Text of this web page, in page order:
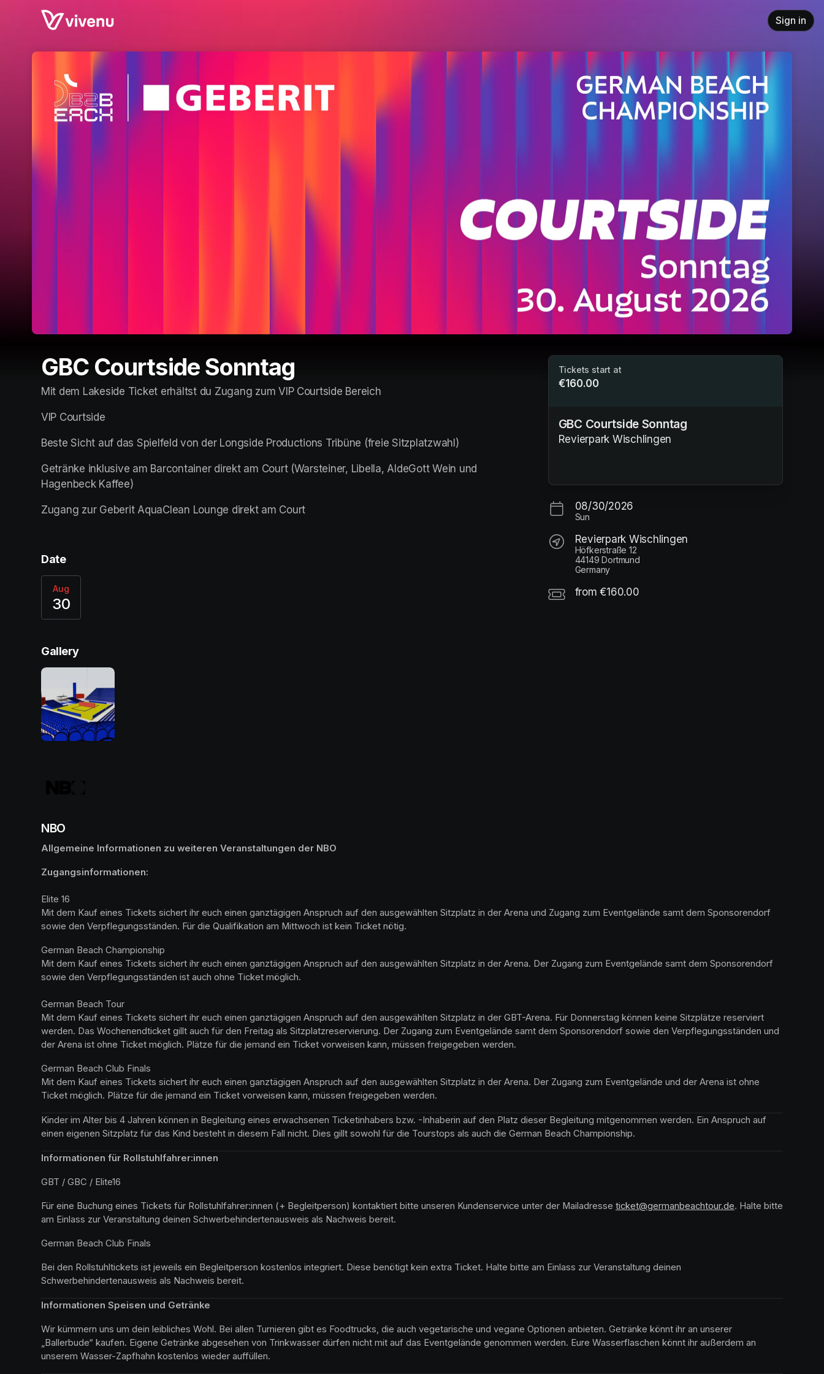
Skip header
Sign in
GBC Courtside Sonntag
Mit dem Lakeside Ticket erhältst du Zugang zum VIP Courtside Bereich
VIP Courtside
Beste Sicht auf das Spielfeld von der Longside Productions Tribüne (freie Sitzplatzwahl)
Getränke inklusive am Barcontainer direkt am Court (Warsteiner, Libella, AldeGott Wein und
Hagenbeck Kaffee)
Zugang zur Geberit AquaClean Lounge direkt am Court
Date
Aug
30
Gallery
Tickets start at
€160.00
GBC Courtside Sonntag
Revierpark Wischlingen
08/30/2026
Sun
Revierpark Wischlingen
Höfkerstraße 12
44149 Dortmund
Germany
from €160.00
NBO
Allgemeine Informationen zu weiteren Veranstaltungen der NBO
Elite 16
Mit dem Kauf eines Tickets sichert ihr euch einen ganztägigen Anspruch auf den ausgewählten Sitzplatz in der Arena und Zugang zum Eventgelände samt dem Sponsorendorf
sowie den Verpflegungsständen. Für die Qualifikation am Mittwoch ist kein Ticket nötig.
German Beach Championship
Mit dem Kauf eines Tickets sichert ihr euch einen ganztägigen Anspruch auf den ausgewählten Sitzplatz in der Arena. Der Zugang zum Eventgelände samt dem Sponsorendorf
sowie den Verpflegungsständen ist auch ohne Ticket möglich.
German Beach Tour
Mit dem Kauf eines Tickets sichert ihr euch einen ganztägigen Anspruch auf den ausgewählten Sitzplatz in der GBT-Arena. Für Donnerstag können keine Sitzplätze reserviert
werden. Das Wochenendticket gillt auch für den Freitag als Sitzplatzreservierung. Der Zugang zum Eventgelände samt dem Sponsorendorf sowie den Verpflegungsständen und
der Arena ist ohne Ticket möglich. Plätze für die jemand ein Ticket vorweisen kann, müssen freigegeben werden.
German Beach Club Finals
Mit dem Kauf eines Tickets sichert ihr euch einen ganztägigen Anspruch auf den ausgewählten Sitzplatz in der Arena. Der Zugang zum Eventgelände und der Arena ist ohne
Ticket möglich. Plätze für die jemand ein Ticket vorweisen kann, müssen freigegeben werden.
Kinder im Alter bis 4 Jahren können in Begleitung eines erwachsenen Ticketinhabers bzw. -Inhaberin auf den Platz dieser Begleitung mitgenommen werden. Ein Anspruch auf
einen eigenen Sitzplatz für das Kind besteht in diesem Fall nicht. Dies gillt sowohl für die Tourstops als auch die German Beach Championship.
Informationen für Rollstuhlfahrer:innen
GBT / GBC / Elite16
Für eine Buchung eines Tickets für Rollstuhlfahrer:innen (+ Begleitperson) kontaktiert bitte unseren Kundenservice unter der Mailadresse (opens in a new tab)
ticket@germanbeachtour.de(opens in a new tab)
. Halte bitte
am Einlass zur Veranstaltung deinen Schwerbehindertenausweis als Nachweis bereit.
German Beach Club Finals
Bei den Rollstuhltickets ist jeweils ein Begleitperson kostenlos integriert. Diese benötigt kein extra Ticket. Halte bitte am Einlass zur Veranstaltung deinen
Schwerbehindertenausweis als Nachweis bereit.
Informationen Speisen und Getränke
Wir kümmern uns um dein leibliches Wohl. Bei allen Turnieren gibt es Foodtrucks, die auch vegetarische und vegane Optionen anbieten. Getränke könnt ihr an unserer
„Ballerbude“ kaufen. Eigene Getränke abgesehen von Trinkwasser dürfen nicht mit auf das Eventgelände genommen werden. Eure Wasserflaschen könnt ihr außerdem an
unserem Wasser-Zapfhahn kostenlos wieder auffüllen.